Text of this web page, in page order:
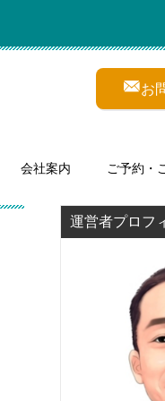
お
会社案内 ご予約・
運営者プロフ